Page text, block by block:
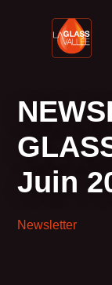
Juin
Newsletter